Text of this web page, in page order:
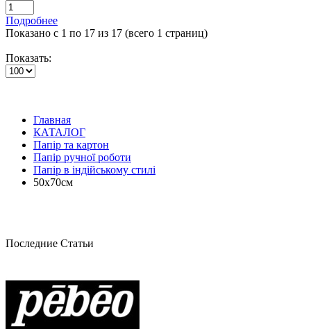
Подробнее
Показано с 1 по 17 из 17 (всего 1 страниц)
Показать:
Главная
КАТАЛОГ
Папір та картон
Папір ручної роботи
Папір в індійському стилі
50х70см
Последние Статьи